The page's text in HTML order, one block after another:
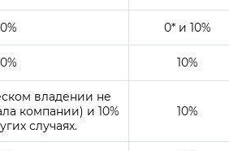
0* и 10%
10%
владении не
компании) и 10%
случаях.
10%